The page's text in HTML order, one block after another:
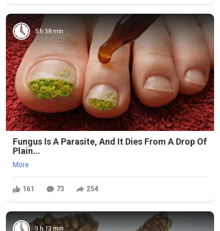
5 h 38 min
Fungus Is A Parasite, And It Dies From A Drop Of
Plain...
More
161 73 254
3 h 13 min